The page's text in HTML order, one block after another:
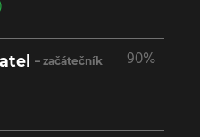
90%
– začátečník